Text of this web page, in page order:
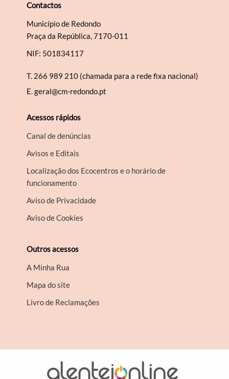
Contactos
Município de Redondo
Praça da República, 7170-011
NIF: 501834117
T. 266 989 210 (chamada para a rede fixa nacional)
E.geral@cm-redondo.pt
Acessos rápidos
Canal de denúncias
Avisos e Editais
Localização dos Ecocentros e o horário de
funcionamento
Aviso de Privacidade
Aviso de Cookies
Outros acessos
A Minha Rua
Mapa do site
Livro de Reclamações